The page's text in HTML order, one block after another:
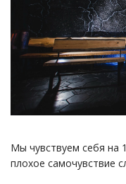
Мы чувствуем себя на
плохое самочувствие